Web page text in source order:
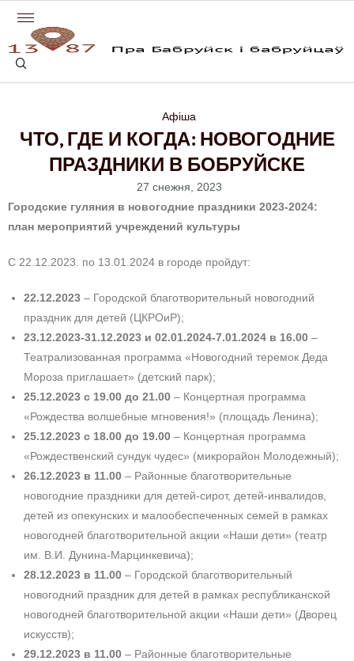
Афіша
ЧТО, ГДЕ И КОГДА: НОВОГОДНИЕ
ПРАЗДНИКИ В БОБРУЙСКЕ
27 снежня, 2023
Городские гуляния в новогодние праздники 2023-2024:
план мероприятий учреждений культуры
С 22.12.2023. по 13.01.2024 в городе пройдут:
22.12.2023 – Городской благотворительный новогодний
праздник для де­тей (ЦКРОиР);
23.12.2023-31.12.2023 и 02.01.2024-7.01.2024 в 16.00 –
Театрализованная программа «Новогодний теремок Деда
Мороза приглашает» (детский парк);
25.12.2023 с 19.00 до 21.00 – Концертная программа
«Рождества волшебные мгновения!» (площадь Ленина);
25.12.2023 с 18.00 до 19.00 – Концертная программа
«Рождественский сундук чудес» (микрорайон Молодежный);
26.12.2023 в 11.00 – Районные благотворительные
новогодние праздники ­для детей-сирот, детей-инвалидов,
детей из опекунских и малообеспеченных семей в рамках
новогодней благотворительной акции «Наши дети» (театр
им. В.И. ­Дунина-Марцинкевича);
28.12.2023 в 11.00 – Городской благотворительный
новогодний праздник для детей в рамках республиканской
новогодней благотворительной акции «Наши дети» (Дворец
искусств);
29.12.2023 в 11.00 – Районные благотворительные